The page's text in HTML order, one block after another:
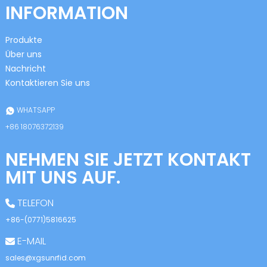
INFORMATION
Produkte
Über uns
Nachricht
Kontaktieren Sie uns
WHATSAPP
+86 18076372139
NEHMEN SIE JETZT KONTAKT
MIT UNS AUF.
TELEFON
+86-(0771)5816625
E-MAIL
sales@xgsunrfid.com